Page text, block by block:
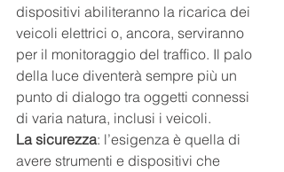
dispositivi abiliteranno la ricarica dei
veicoli elettrici o, ancora, serviranno
per il monitoraggio del traffico. Il palo
della luce diventerà sempre più un
punto di dialogo tra oggetti connessi
di varia natura, inclusi i veicoli.
La sicurezza: l’esigenza è quella di
avere strumenti e dispositivi che